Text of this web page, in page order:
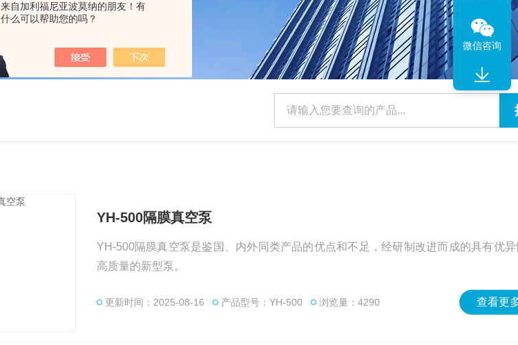
来自加利福尼亚波莫纳的朋友！有
什么可以帮助您的吗？
YH-500隔膜真空泵
YH-500隔膜真空泵是鉴国、内外同类产品的优点和不足，经研制改进而成的具有优
高质量的新型泵。
更新时间：2025-08-16 产品型号：YH-500 浏览量：4290 查看更
微信咨询